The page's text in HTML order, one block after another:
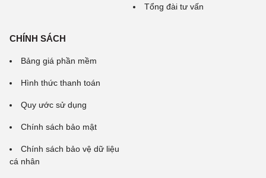
Tổng đài tư vấn
CHÍNH SÁCH
Bảng giá phần mềm
Hình thức thanh toán
Quy ước sử dụng
Chính sách bảo mật
Chính sách bảo vệ dữ liệu
cá nhân